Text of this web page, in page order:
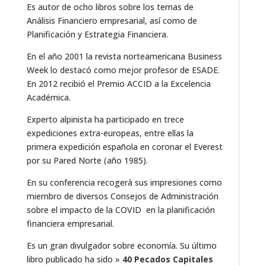
Es autor de ocho libros sobre los temas de
Análisis Financiero empresarial, así como de
Planificación y Estrategia Financiera.
En el año 2001 la revista norteamericana Business
Week lo destacó como mejor profesor de ESADE.
En 2012 recibió el Premio ACCID a la Excelencia
Académica.
Experto alpinista ha participado en trece
expediciones extra-europeas, entre ellas la
primera expedición española en coronar el Everest
por su Pared Norte (año 1985).
En su conferencia recogerá sus impresiones como
miembro de diversos Consejos de Administración
sobre el impacto de la COVID en la planificación
financiera empresarial.
Es un gran divulgador sobre economía. Su último
libro publicado ha sido » 40 Pecados Capitales